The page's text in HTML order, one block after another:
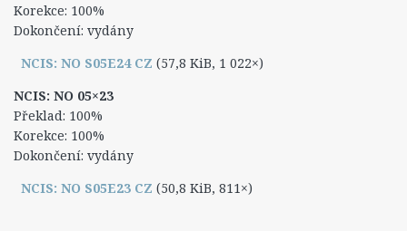
FAQ
Korekce: 100%
Dokončení: vydány
NCIS: NO S05E24 CZ (57,8 KiB, 1 022×)
NCIS: NO 05×23
Překlad: 100%
Korekce: 100%
Dokončení: vydány
NCIS: NO S05E23 CZ (50,8 KiB, 811×)